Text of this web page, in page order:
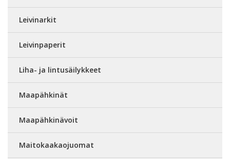
Leivinarkit
Leivinpaperit
Liha- ja lintusäilykkeet
Maapähkinät
Maapähkinävoit
Maitokaakaojuomat